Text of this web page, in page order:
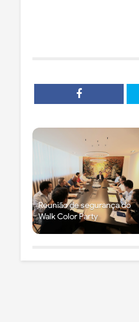
Reunião de segurança do
Walk Color Party